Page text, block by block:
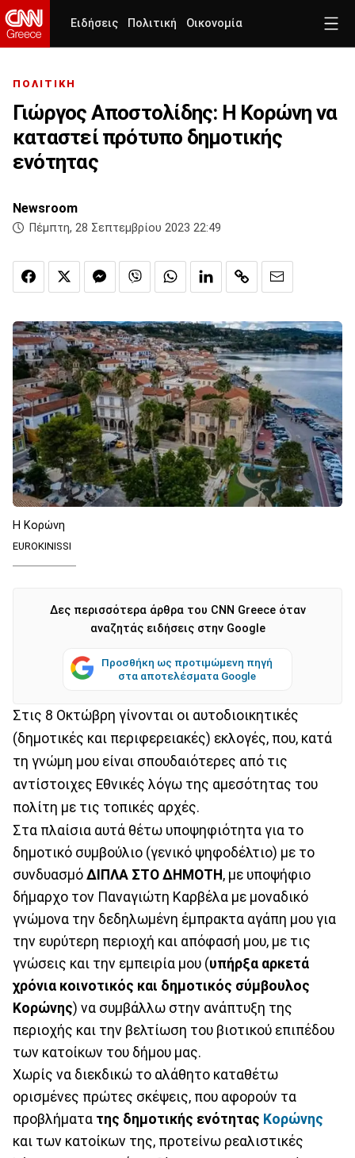
Ειδήσεις Πολιτική Οικονομία
ΠΟΛΙΤΙΚΗ
Γιώργος Αποστολίδης: Η Κορώνη να
καταστεί πρότυπο δημοτικής
ενότητας
Newsroom
Πέμπτη, 28 Σεπτεμβρίου 2023 22:49
Η Κορώνη
EUROKINISSI
Δες περισσότερα άρθρα του CNN Greece όταν
αναζητάς ειδήσεις στην Google
Προσθήκη ως προτιμώμενη πηγή
στα αποτελέσματα Google
Στις 8 Οκτώβρη γίνονται οι αυτοδιοικητικές
(δημοτικές και περιφερειακές) εκλογές, που, κατά
τη γνώμη μου είναι σπουδαιότερες από τις
αντίστοιχες Εθνικές λόγω της αμεσότητας του
πολίτη με τις τοπικές αρχές.
Στα πλαίσια αυτά θέτω υποψηφιότητα για το
δημοτικό συμβούλιο (γενικό ψηφοδέλτιο) με το
συνδυασμό ΔΙΠΛΑ ΣΤΟ ΔΗΜΟΤΗ, με υποψήφιο
δήμαρχο τον Παναγιώτη Καρβέλα με μοναδικό
γνώμονα την δεδηλωμένη έμπρακτα αγάπη μου για
την ευρύτερη περιοχή και απόφασή μου, με τις
γνώσεις και την εμπειρία μου (υπήρξα αρκετά
χρόνια κοινοτικός και δημοτικός σύμβουλος
Κορώνης) να συμβάλλω στην ανάπτυξη της
περιοχής και την βελτίωση του βιοτικού επιπέδου
των κατοίκων του δήμου μας.
Χωρίς να διεκδικώ το αλάθητο καταθέτω
ορισμένες πρώτες σκέψεις, που αφορούν τα
προβλήματα της δημοτικής ενότητας Κορώνης
και των κατοίκων της, προτείνω ρεαλιστικές